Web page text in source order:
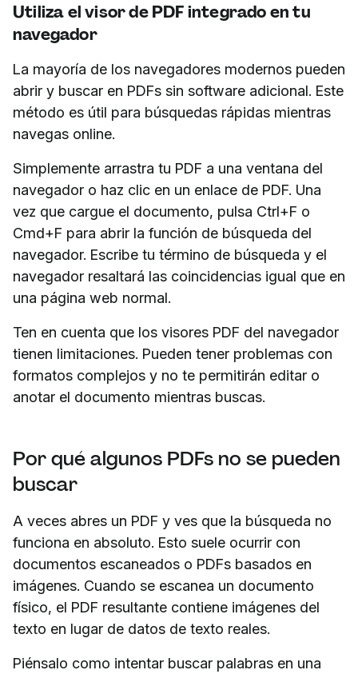
Utiliza el visor de PDF integrado en tu
navegador
La mayoría de los navegadores modernos pueden
abrir y buscar en PDFs sin software adicional. Este
método es útil para búsquedas rápidas mientras
navegas online.
Simplemente arrastra tu PDF a una ventana del
navegador o haz clic en un enlace de PDF. Una
vez que cargue el documento, pulsa Ctrl+F o
Cmd+F para abrir la función de búsqueda del
navegador. Escribe tu término de búsqueda y el
navegador resaltará las coincidencias igual que en
una página web normal.
Ten en cuenta que los visores PDF del navegador
tienen limitaciones. Pueden tener problemas con
formatos complejos y no te permitirán editar o
anotar el documento mientras buscas.
Por qué algunos PDFs no se pueden
buscar
A veces abres un PDF y ves que la búsqueda no
funciona en absoluto. Esto suele ocurrir con
documentos escaneados o PDFs basados en
imágenes. Cuando se escanea un documento
físico, el PDF resultante contiene imágenes del
texto en lugar de datos de texto reales.
Piénsalo como intentar buscar palabras en una